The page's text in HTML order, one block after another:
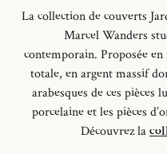
La collection de couverts
Marcel Wanders
contemporain. Proposée
totale, en argent massif
arabesques de ces pièces
porcelaine et les pièces
Découvrez la